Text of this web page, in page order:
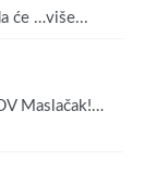
će …više...
Maslačak!…